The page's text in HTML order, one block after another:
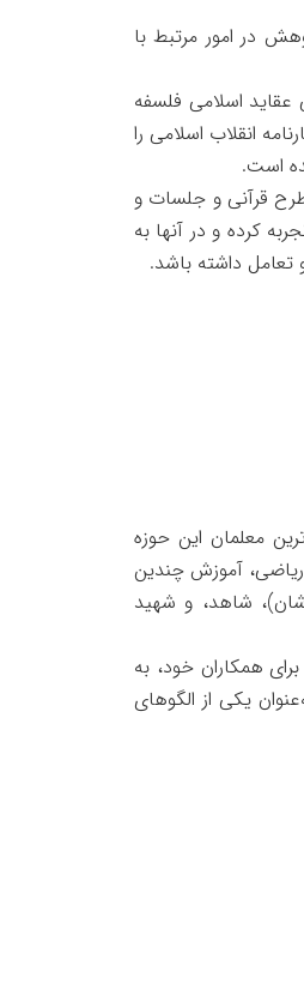
در امور مرتبط با
اسلامی فلسفه
انقلاب اسلامی را
است.
مجموعه های مطرح قرآنی و جلسات و
کرده و در آنها به
تعامل داشته باشد.
معلمان این حوزه
آموزش چندین
است. حضور در مدارس معتبر و مطرح اصفهان مانند شهید اژه‌ای ۱ (تیزهوشان)، شاهد، و شهید
همکاران خود، به
یکی از الگوهای